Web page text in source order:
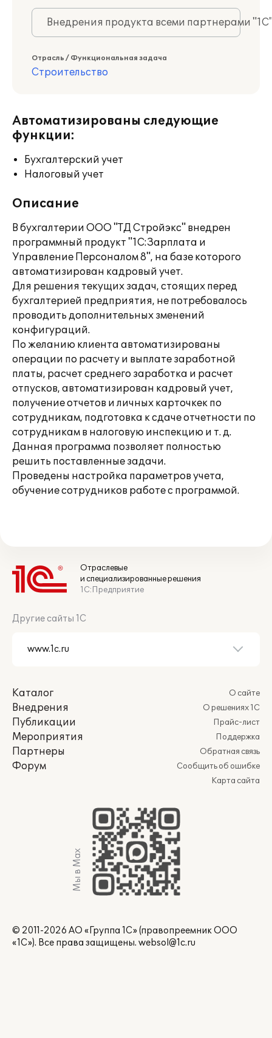
Внедрения продукта всеми партнерами
Отрасль / Функциональная задача
Строительство
Автоматизированы следующие
функции:
Бухгалтерский учет
Налоговый учет
Описание
В бухгалтерии ООО "ТД Стройэкс" внедрен
программный продукт "1С:Зарплата и
Управление Персоналом 8", на базе которого
автоматизирован кадровый учет.
Для решения текущих задач, стоящих перед
бухгалтерией предприятия, не потребовалось
проводить дополнительных зменений
конфигураций.
По желанию клиента автоматизированы
операции по расчету и выплате заработной
платы, расчет среднего заработка и расчет
отпусков, автоматизирован кадровый учет,
получение отчетов и личных карточкек по
сотрудникам, подготовка к сдаче отчетности по
сотрудникам в налоговую инспекцию и т. д.
Данная программа позволяет полностью
решить поставленные задачи.
Проведены настройка параметров учета,
обучение сотрудников работе с программой.
Отраслевые
и специализированные решения
1С:Предприятие
Другие сайты 1С
Каталог
Внедрения
Публикации
Мероприятия
Партнеры
Форум
О сайте
О решениях 1С
Прайс-лист
Поддержка
Обратная связь
Сообщить об ошибке
Карта сайта
Мы в Max
© 2011-2026 АО «Группа 1С» (правопреемник ООО
«1С»). Все права защищены. websol@1c.ru